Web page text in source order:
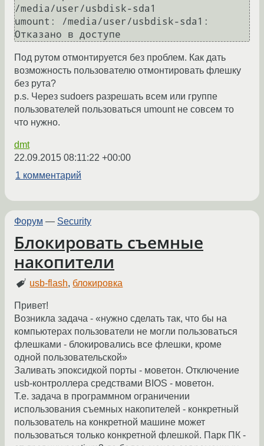
/media/user/usbdisk-sda1
umount: /media/user/usbdisk-sda1:
Отказано в доступе
Под рутом отмонтируется без проблем. Как дать
возможность пользователю отмонтировать флешку
без рута?
p.s. Через sudoers разрешать всем или группе
пользователей пользоваться umount не совсем то
что нужно.
dmt
22.09.2015 08:11:22 +00:00
1 комментарий
Форум — Security
Блокировать съемные
накопители
usb-flash, блокировка
Привет!
Возникла задача - «нужно сделать так, что бы на
компьютерах пользователи не могли пользоваться
флешками - блокировались все флешки, кроме
одной пользовательской»
Заливать эпоксидкой порты - моветон. Отключение
usb-контроллера средствами BIOS - моветон.
Т.е. задача в программном ограничении
использования съемных накопителей - конкретный
пользователь на конкретной машине может
пользоваться только конкретной флешкой. Парк ПК -